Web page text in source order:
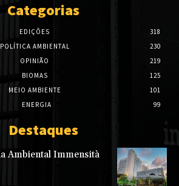
Categorias
EDIÇÕES
318
POLÍTICA AMBIENTAL
230
OPINIÃO
219
BIOMAS
125
MEIO AMBIENTE
101
ENERGIA
99
Destaques
Ambiental Immensità